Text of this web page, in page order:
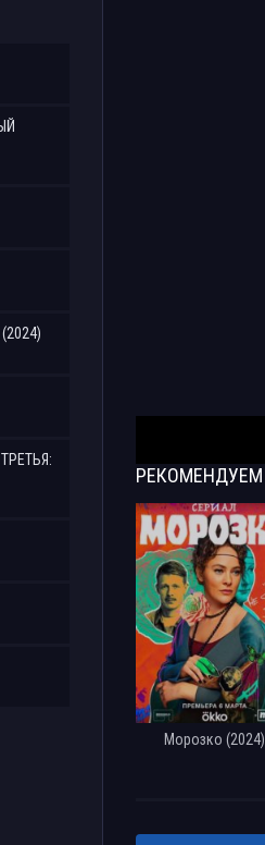
РЕКОМЕНДУЕМ
Морозко (2024)